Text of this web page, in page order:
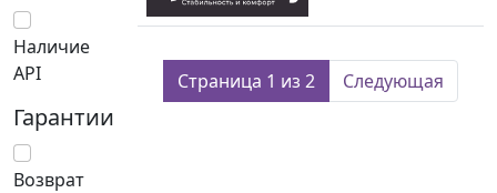
Наличие
API
Гарантии
Возврат
Страница 1 из 2 Следующая